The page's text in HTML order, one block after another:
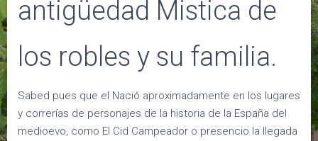
antigüedad Mistica de
los robles y su familia.
Sabed pues que el Nació aproximadamente en los lugares
y correrías de personajes de la historia de la España del
medioevo, como El Cid Campeador o presencio la llegada